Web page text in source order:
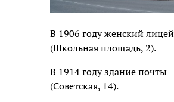
В 1906 году женский лицей
(Школьная площадь, 2).
В 1914 году здание почты
(Советская, 14).